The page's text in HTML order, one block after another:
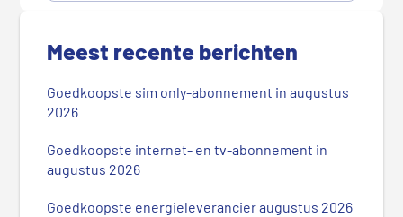
Meest recente berichten
Goedkoopste sim only-abonnement in augustus
2026
Goedkoopste internet- en tv-abonnement in
augustus 2026
Goedkoopste energieleverancier augustus 2026